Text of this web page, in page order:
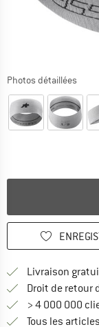
Photos détaillées
Livraison
Droit de retour
> 4 000 000
Tous les